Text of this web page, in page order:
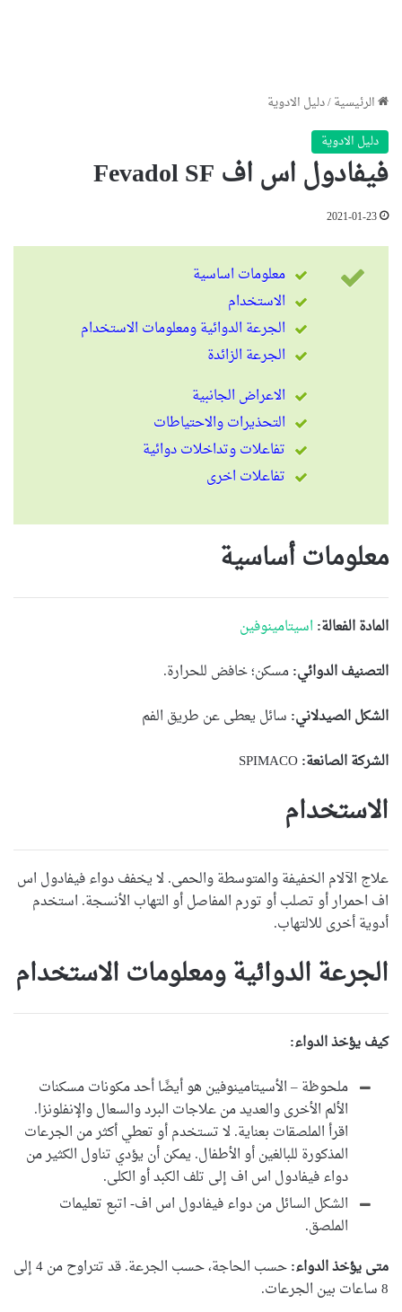
الرئيسية/دليل الادوية
دليل الادوية
فيفادول اس اف Fevadol SF
2021-01-23
معلومات اساسية
الاستخدام
الجرعة الدوائية ومعلومات الاستخدام
الجرعة الزائدة
الاعراض الجانبية
التحذيرات والاحتياطات
تفاعلات وتداخلات دوائية
تفاعلات اخرى
معلومات أساسية
المادة الفعالة: اسيتامينوفين
التصنيف الدوائي:مسكن؛ خافض للحرارة.
الشكل الصيدلاني: سائل يعطى عن طريق الفم
الشركة الصانعة:
الاستخدام
علاج الآلام الخفيفة والمتوسطة والحمى. لا يخفف دواء فيفادول اس
اف احمرار أو تصلب أو تورم المفاصل أو التهاب الأنسجة. استخدم
أدوية أخرى للالتهاب.
الجرعة الدوائية ومعلومات الاستخدام
كيف يؤخذ الدواء:
ملحوظة – الأسيتامينوفين هو أيضًا أحد مكونات مسكنات
الألم الأخرى والعديد من علاجات البرد والسعال والإنفلونزا.
اقرأ الملصقات بعناية. لا تستخدم أو تعطي أكثر من الجرعات
المذكورة للبالغين أو الأطفال. يمكن أن يؤدي تناول الكثير من
دواء فيفادول اس اف إلى تلف الكبد أو الكلى.
الشكل السائل من دواء فيفادول اس اف- اتبع تعليمات
الملصق.
متى يؤخذ الدواء:
حسب الحاجة، حسب الجرعة. قد تتراوح من 4 إلى
8 ساعات بين الجرعات.